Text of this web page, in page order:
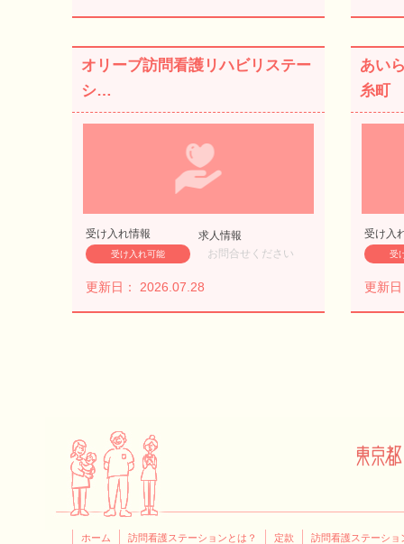
オリーブ訪問看護リハビリステー
シ…
受け入れ情報
受け入れ可能
求人情報
お問合せください
更新日： 2026.07.28
あい
糸町
受け入
受
更新
ホーム 訪問看護ステーションとは？ 定款 訪問看護ステーショ